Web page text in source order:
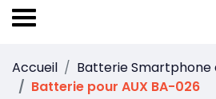
Accueil Batterie Smartphone
Batterie pour AUX BA-026